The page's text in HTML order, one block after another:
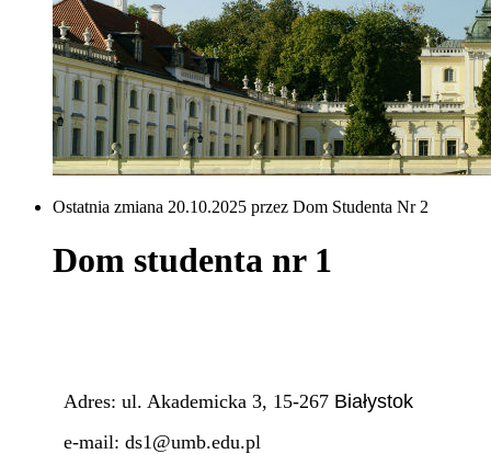
Ostatnia zmiana 20.10.2025 przez Dom Studenta Nr 2
Dom studenta nr 1
Adres: ul. Akademicka 3, 15-267 Białystok
e-mail: ds1@umb.edu.pl